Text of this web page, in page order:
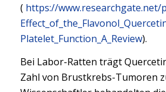
( https://www.researchgate.net/
Platelet_Function_A_Review).
Bei Labor-Ratten trägt
Zahl von Brustkrebs-Tumoren